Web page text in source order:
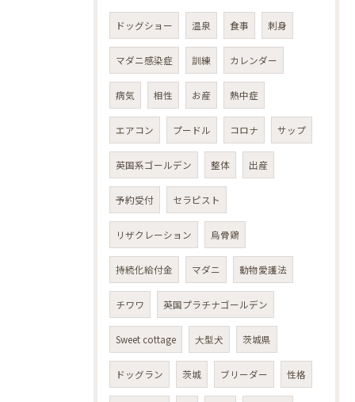
ドッグショー 温泉 食事 刺身
マダニ感染症 訓練 カレンダー
病気 相性 お産 熱中症
エアコン プードル コロナ サップ
英国系ゴールデン 整体 出産
予約受付 セラピスト
リザクレーション 烏骨鶏
持続化給付金 マダニ 動物愛護法
チワワ 英国プラチナゴールデン
Sweet cottage 大型犬 茨城県
ドッグラン 茨城 ブリーダー 性格